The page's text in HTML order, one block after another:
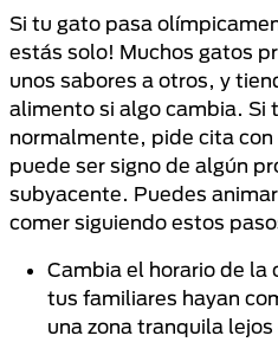
Si tu gato pasa
estás solo! Muchos gatos
unos sabores a otros, y
alimento si algo cambia. Si
normalmente, pide cita
puede ser signo de algún
subyacente. Puedes
comer siguiendo estos
Cambia el horario de la
tus familiares hayan
una zona tranquila